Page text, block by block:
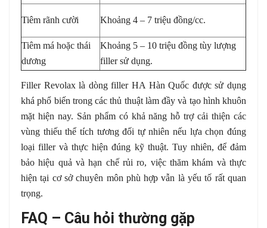
Tiêm rãnh cười Khoảng 4 – 7 triệu đồng/cc.
Tiêm má hoặc thái
dương
Khoảng 5 – 10 triệu đồng tùy lượng
filler sử dụng.
Filler Revolax là dòng filler HA Hàn Quốc được sử dụng
khá phổ biến trong các thủ thuật làm đầy và tạo hình khuôn
mặt hiện nay. Sản phẩm có khả năng hỗ trợ cải thiện các
vùng thiếu thể tích tương đối tự nhiên nếu lựa chọn đúng
loại filler và thực hiện đúng kỹ thuật. Tuy nhiên, để đảm
bảo hiệu quả và hạn chế rủi ro, việc thăm khám và thực
hiện tại cơ sở chuyên môn phù hợp vẫn là yếu tố rất quan
trọng.
FAQ – Câu hỏi thường gặp